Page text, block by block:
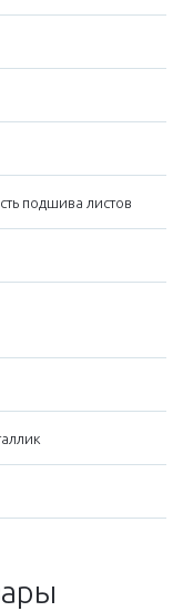
подшива листов